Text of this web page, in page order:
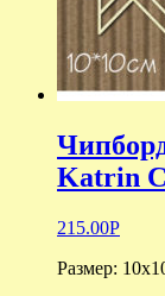
Katrin
215.00Р
Размер: